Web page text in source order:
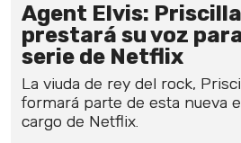
Agent Elvis:
prestará su voz
serie de Netflix
La viuda de rey del rock,
formará parte de esta nueva
cargo de Netflix.